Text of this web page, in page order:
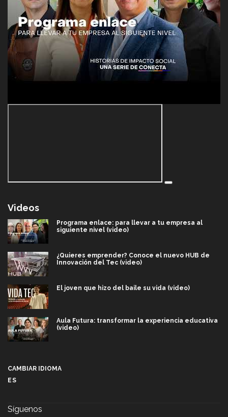
Videos
Programa enlace: para llevar a tu empresa al
siguiente nivel (video)
¿Quieres emprender? Conoce el nuevo HUB de
Innovación del Tec (video)
El joven que hizo del baile su vida (video)
Aula Futura: transformar la experiencia educativa
(video)
CAMBIAR IDIOMA
ES
Síguenos